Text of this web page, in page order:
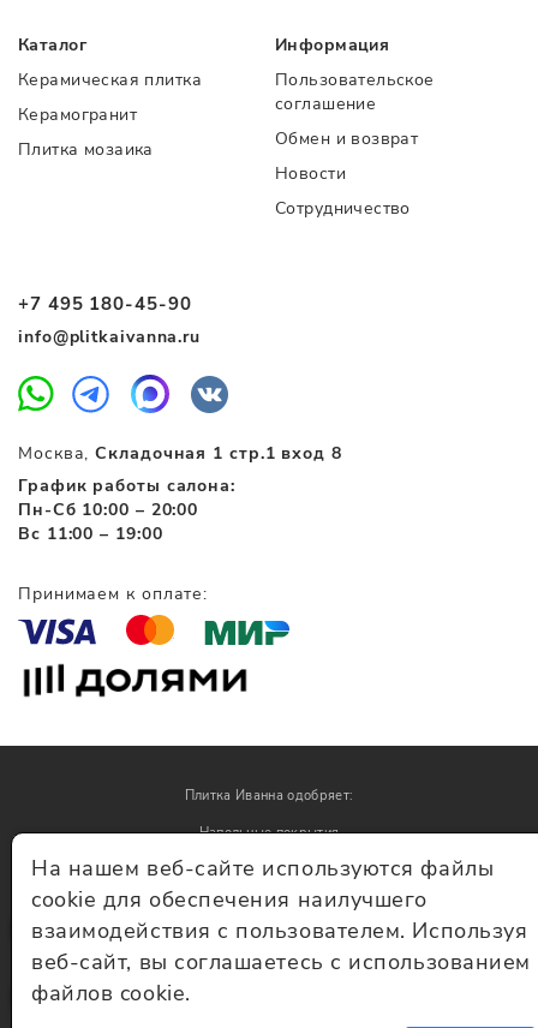
+7 495 180-45-90
info@plitkaivanna.ru
Москва,Складочная 1 стр.1 вход 8
График работы салона:
Пн-Сб 10:00 – 20:00
Вс 11:00 – 19:00
Каталог
Керамическая плитка
Керамогранит
Плитка мозаика
Информация
Пользовательское
соглашение
Обмен и возврат
Новости
Сотрудничество
Принимаем к оплате:
© Плитка Иванна 2026 - плитка и керамогранит
Плитка Иванна одобряет:
Напольные покрытия
Обои
На нашем веб-сайте используются файлы
cookie для обеспечения наилучшего
взаимодействия с пользователем. Используя
веб-сайт, вы соглашаетесь с использованием
файлов cookie.